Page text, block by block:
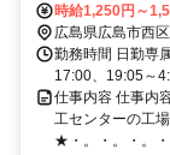
時給1,250円～
広島県広島市西区
勤務時間 日勤専
17:00、19:05～
仕事内容 仕事内
工センターの工
★・。・。・。